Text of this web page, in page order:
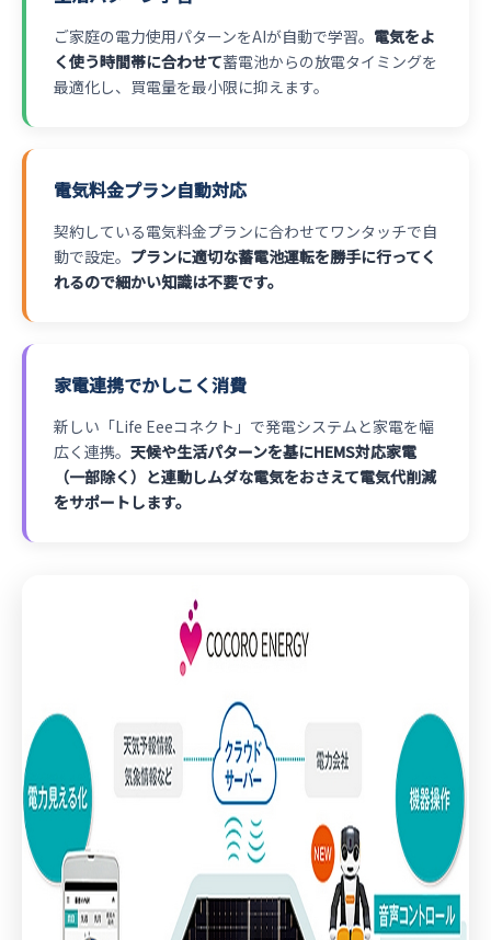
ご家庭の電力使用パターンをAIが自動で学習。 電気をよ
く使う時間帯に合わせて蓄電池からの放電タイミングを
最適化し、買電量を最小限に抑えます。
電気料金プラン自動対応
契約している電気料金プランに合わせてワンタッチで自
動で設定。 プランに適切な蓄電池運転を勝手に行ってく
れるので細かい知識は不要です。
家電連携でかしこく消費
新しい「Life Eeeコネクト」で発電システムと家電を幅
広く連携。 天候や生活パターンを基にHEMS対応家電
（一部除く）と連動しムダな電気をおさえて電気代削減
をサポートします。